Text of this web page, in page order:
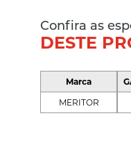
Confira as
DESTE
Marca
MERITOR